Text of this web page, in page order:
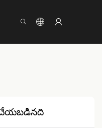
చేయబడినది